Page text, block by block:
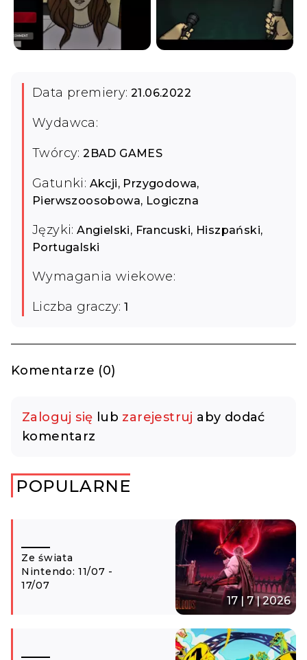
Data premiery: 21.06.2022
Wydawca:
Twórcy: 2BAD GAMES
Gatunki: Akcji, Przygodowa,
Pierwszoosobowa, Logiczna
Języki: Angielski, Francuski, Hiszpański,
Portugalski
Wymagania wiekowe:
Liczba graczy: 1
Komentarze (0)
Zaloguj się lub zarejestruj aby dodać
komentarz
POPULARNE
Ze świata
Nintendo: 11/07 -
17/07
17 | 7 | 2026